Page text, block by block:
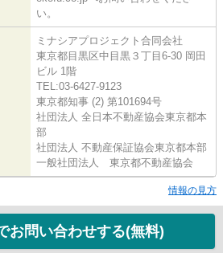
い。
ミナシアプロジェクト合同会社
東京都目黒区中目黒３丁目6-30 岡田
ビル 1階
TEL:03-6427-9123
東京都知事 (2) 第101694号
社団法人 全日本不動産協会東京都本
部
社団法人 不動産保証協会東京都本部
一般社団法人 東京都不動産協会
情報の見方
お問い合わせする(無料)